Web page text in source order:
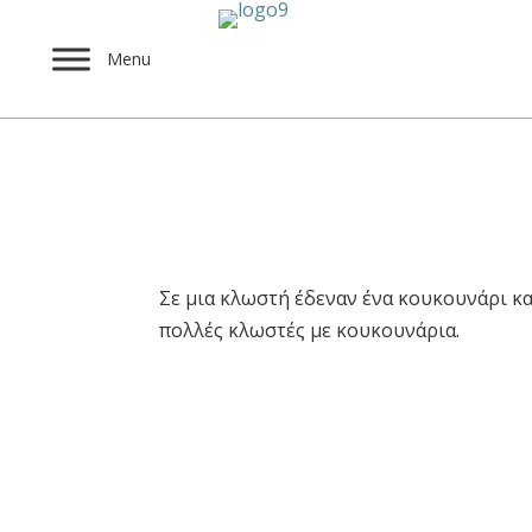
Menu
Σε μια κλωστή έδεναν ένα κουκουνάρι
πολλές κλωστές με κουκουνάρια.